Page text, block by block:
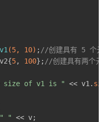
v1 (5, 10) ; //创建具有 5 个元
5, 100}; //创建具有两个元
size of v1 is " << v1.
" "
<< v;